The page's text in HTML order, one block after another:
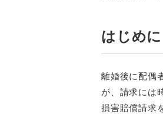
はじめに
離婚後に配偶
が、請求には
損害賠償請求